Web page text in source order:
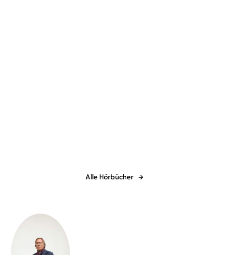
Alle Hörbücher